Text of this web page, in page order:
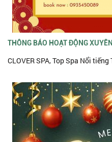
THÔNG BÁO HOẠT ĐỘNG
CLOVER SPA, Top Spa Nổi